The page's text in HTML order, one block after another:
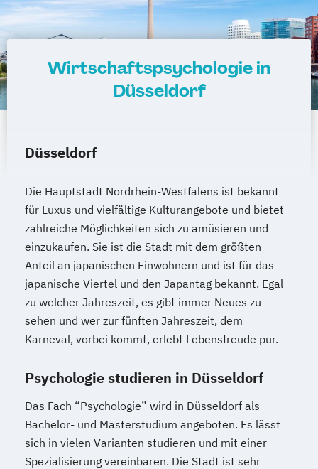
Wirtschaftspsychologie in
Düsseldorf
Düsseldorf
Die Hauptstadt Nordrhein-Westfalens ist bekannt
für Luxus und vielfältige Kulturangebote und bietet
zahlreiche Möglichkeiten sich zu amüsieren und
einzukaufen. Sie ist die Stadt mit dem größten
Anteil an japanischen Einwohnern und ist für das
japanische Viertel und den Japantag bekannt. Egal
zu welcher Jahreszeit, es gibt immer Neues zu
sehen und wer zur fünften Jahreszeit, dem
Karneval, vorbei kommt, erlebt Lebensfreude pur.
Psychologie studieren in Düsseldorf
Das Fach “Psychologie” wird in Düsseldorf als
Bachelor- und Masterstudium angeboten. Es lässt
sich in vielen Varianten studieren und mit einer
Spezialisierung vereinbaren. Die Stadt ist sehr